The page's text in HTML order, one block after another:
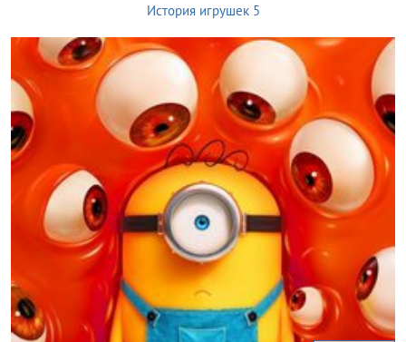
История игрушек 5